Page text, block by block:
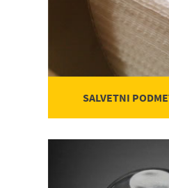
SALVETNI